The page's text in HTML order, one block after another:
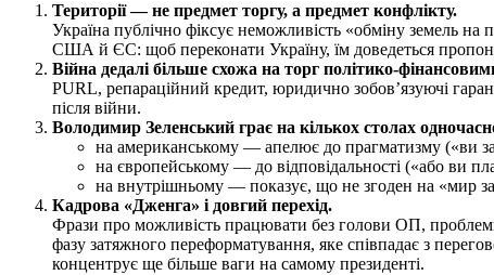
Території — не предмет торгу, а предмет конфлікту.
Україна публічно фіксує неможливість «обміну земель на
США й ЄС: щоб переконати Україну, їм доведеться
Війна дедалі більше схожа на торг політико-
PURL, репараційний кредит, юридично зобов’язуючі
після війни.
Володимир Зеленський грає на кількох столах
на американському — апелює до прагматизму («ви
на європейському — до відповідальності («або ви
на внутрішньому — показує, що не згоден на «мир
Кадрова «Дженга» і довгий перехід.
Фрази про можливість працювати без голови ОП,
фазу затяжного переформатування, яке співпадає з
концентрує ще більше ваги на самому президенті.